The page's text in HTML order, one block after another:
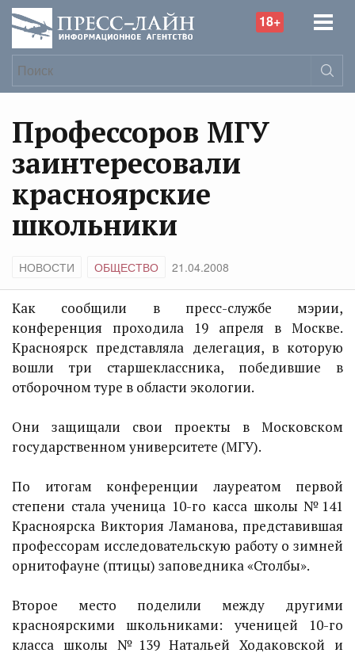
18+
Профессоров МГУ
заинтересовали
красноярские
школьники
НОВОСТИ ОБЩЕСТВО 21.04.2008
Как сообщили в пресс-службе мэрии,
конференция проходила 19 апреля в Москве.
Красноярск представляла делегация, в которую
вошли три старшеклассника, победившие в
отборочном туре в области экологии.
Они защищали свои проекты в Московском
государственном университете (МГУ).
По итогам конференции лауреатом первой
степени стала ученица 10-го касса школы №141
Красноярска Виктория Ламанова, представившая
профессорам исследовательскую работу о зимней
орнитофауне (птицы) заповедника «Столбы».
Второе место поделили между другими
красноярскими школьниками: ученицей 10-го
класса школы №139 Натальей Ходаковской и